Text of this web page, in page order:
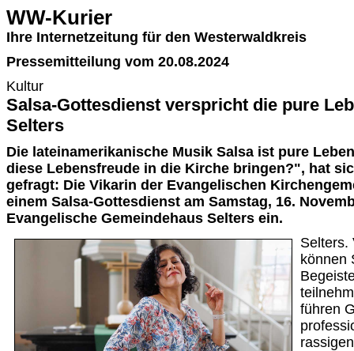
WW-Kurier
Ihre Internetzeitung für den Westerwaldkreis
Pressemitteilung vom 20.08.2024
Kultur
Salsa-Gottesdienst verspricht die pure
Selters
Die lateinamerikanische Musik Salsa ist pure
diese Lebensfreude in die Kirche bringen?", hat
gefragt: Die Vikarin der Evangelischen
einem Salsa-Gottesdienst am Samstag, 16.
Evangelische Gemeindehaus Selters ein.
Selters.
können
führen